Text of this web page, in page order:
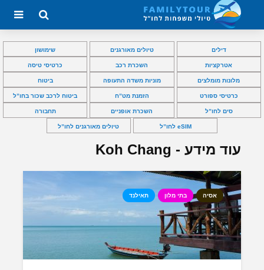
דילים טיולים מאורגנים שימושון
אטרקציות השכרת רכב כרטיסי טיסה
מלונות מומלצים מוניות משדה התעופה ביטוח
כרטיסי ספורט הזמנת מט”ח ביטוח לרכב שכור בחו”ל
סים לחו”ל השכרת אופניים תחבורה
eSIM לחו”ל טיולים מאורגנים לחו”ל
עוד מידע - Koh Chang
אסיה בתי מלון תאילנד